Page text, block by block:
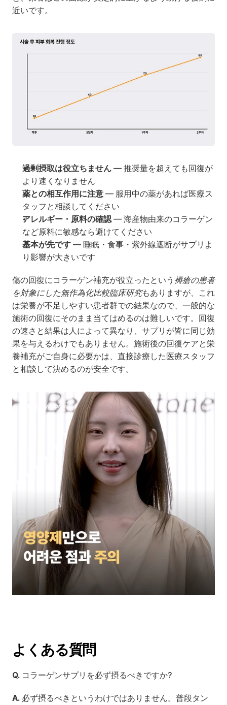
近いです。
過剰摂取は役立ちません — 推奨量を超えても回復が
より速くなりません
薬との相互作用に注意 — 服用中の薬があれば医療ス
タッフと相談してください
アレルギー・原料の確認 — 海産物由来のコラーゲン
など原料に敏感なら避けてください
基本が先です — 睡眠・食事・紫外線遮断がサプリよ
り影響が大きいです
傷の回復にコラーゲン補充が役立ったという 褥瘡の患者
を対象にした無作為化比較臨床研究もありますが、これ
は栄養が不足しやすい患者群での結果なので、一般的な
施術の回復にそのまま当てはめるのは難しいです。回復
の速さと結果は人によって異なり、サプリが皆に同じ効
果を与えるわけでもありません。施術後の回復ケアと栄
養補充がご自身に必要かは、直接診療した医療スタッフ
と相談して決めるのが安全です。
よくある質問
Q. コラーゲンサプリを必ず摂るべきですか?
A. 必ず摂るべきというわけではありません。普段タン